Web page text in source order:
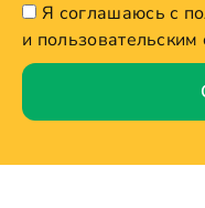
Я соглашаюсь с
и